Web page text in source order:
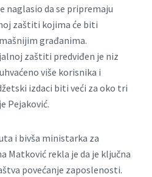
naglasio da se pripremaju
zaštiti kojima će biti
građanima.
zaštiti predviđen je niz
više korisnika i
izdaci biti veći za oko tri
Pejaković.
i bivša ministarka za
Matković rekla je da je ključna
povećanje zaposlenosti.